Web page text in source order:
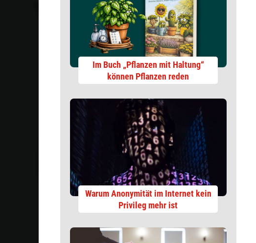
Im Buch „Pflanzen mit Haltung“
können Pflanzen reden
Warum Anonymität im Internet kein
Privileg mehr ist